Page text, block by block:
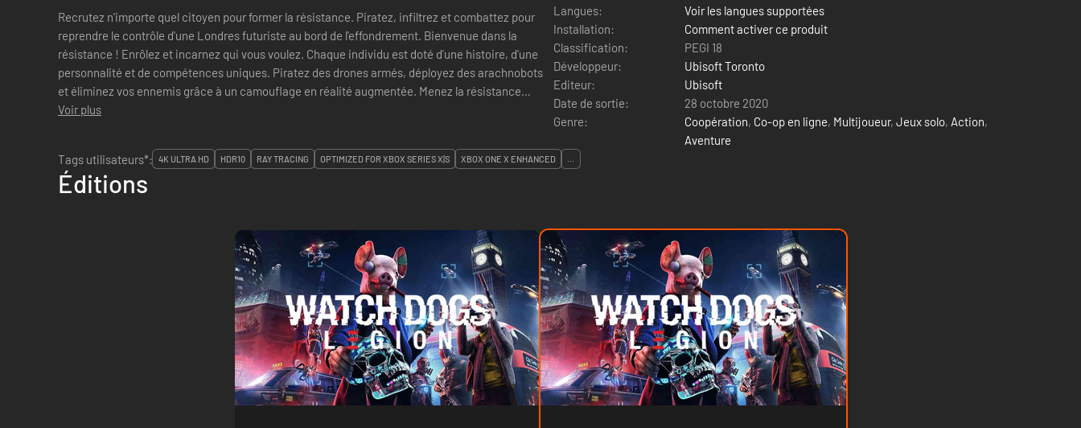
Recrutez n'importe quel citoyen pour former la résistance. Piratez, infiltrez et combattez pour
reprendre le contrôle d'une Londres futuriste au bord de l'effondrement. Bienvenue dans la
résistance ! Enrôlez et incarnez qui vous voulez. Chaque individu est doté d'une histoire, d'une
personnalité et de compétences uniques. Piratez des drones armés, déployez des arachnobots
et éliminez vos ennemis grâce à un camouflage en réalité augmentée. Menez la résistance
toujours plus ...
Voir plus
Langues:
Voir les langues supportées
Installation:
Comment activer ce produit
Classification:
PEGI 18
Développeur:
Ubisoft Toronto
Editeur:
Ubisoft
Date de sortie:
28 octobre 2020
Genre:
Coopération, Co-op en ligne, Multijoueur, Jeux solo, Action,
Aventure
Tags utilisateurs*:
4K ULTRA HD HDR10 RAY TRACING OPTIMIZED FOR XBOX SERIES X|S XBOX ONE X ENHANCED ...
Éditions